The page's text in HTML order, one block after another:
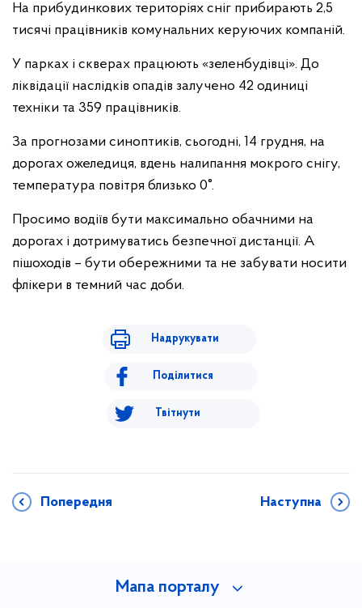
На прибудинкових територіях сніг прибирають 2,5
тисячі працівників комунальних керуючих компаній.
У парках і скверах працюють «зеленбудівці». До
ліквідації наслідків опадів залучено 42 одиниці
техніки та 359 працівників.
За прогнозами синоптиків, сьогодні, 14 грудня, на
дорогах ожеледиця, вдень налипання мокрого снігу,
температура повітря близько 0°.
Просимо водіїв бути максимально обачними на
дорогах і дотримуватись безпечної дистанції. А
пішоходів – бути обережними та не забувати носити
флікери в темний час доби.
Надрукувати
Поділитися
Твітнути
Попередня Наступна
Мапа порталу